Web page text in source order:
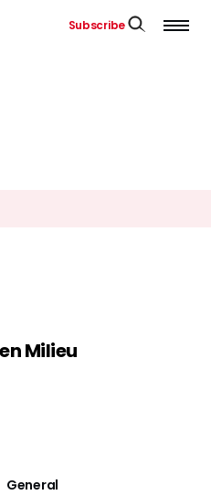
Subscribe
Milieu
General